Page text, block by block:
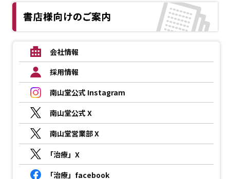
会社情報
採用情報
南山堂公式 Instagram
南山堂公式 X
南山堂営業部 X
「治療」X
「治療」facebook